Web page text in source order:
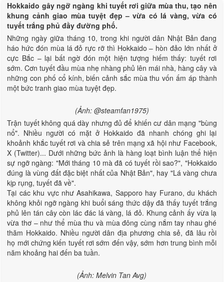
Hokkaido gây ngỡ ngàng khi tuyết rơi giữa mùa thu, tạo nên
khung cảnh giao mùa tuyệt đẹp – vừa có lá vàng, vừa có
tuyết trắng phủ đầy đường phố.
Những ngày giữa tháng 10, trong khi người dân Nhật Bản đang
háo hức đón mùa lá đỏ rực rỡ thì Hokkaido – hòn đảo lớn nhất ở
cực Bắc – lại bất ngờ đón một hiện tượng hiếm thấy: tuyết rơi
sớm. Cơn tuyết đầu mùa nhẹ nhàng phủ lên mái nhà, hàng cây và
những con phố cổ kính, biến cảnh sắc mùa thu vốn ấm áp thành
một bức tranh giao mùa tuyệt đẹp.
(Ảnh: @steamfan1975)
Trận tuyết không quá dày nhưng đủ để khiến cư dân mạng "bùng
nổ". Nhiều người có mặt ở Hokkaido đã nhanh chóng ghi lại
khoảnh khắc tuyết rơi và chia sẻ trên mạng xã hội như Facebook,
X (Twitter)... Dưới những bức ảnh là hàng loạt bình luận thể hiện
sự ngỡ ngàng: "Mới tháng 10 mà đã có tuyết rồi sao?", "Hokkaido
đúng là vùng đất đặc biệt nhất của Nhật Bản", hay "Lá vàng chưa
kịp rụng, tuyết đã về".
Tại các khu vực như Asahikawa, Sapporo hay Furano, du khách
không khỏi ngỡ ngàng khi buổi sáng thức dậy đã thấy tuyết trắng
phủ lên tán cây còn lác đác lá vàng, lá đỏ. Khung cảnh ấy vừa lạ
vừa thơ – như thể mùa thu và mùa đông cùng nắm tay nhau ghé
thăm Hokkaido. Nhiều người dân địa phương chia sẻ, đã lâu rồi
họ mới chứng kiến tuyết rơi sớm đến vậy, sớm hơn trung bình mỗi
năm khoảng hai đến ba tuần.
(Ảnh: Melvin Tan Avg)